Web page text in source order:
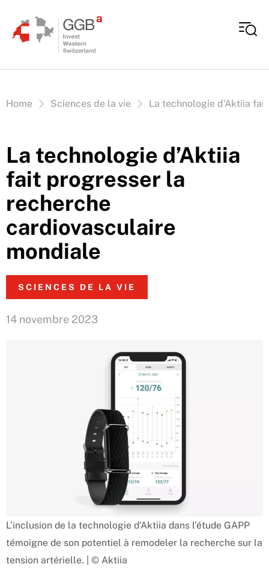
Vous êtes ici:
Home Sciences de la vie La technologie d’Aktiia
La technologie d’Aktiia
fait progresser la
recherche
cardiovasculaire
mondiale
SCIENCES DE LA VIE
14 novembre 2023
L’inclusion de la technologie d’Aktiia dans l’étude GAPP
témoigne de son potentiel à remodeler la recherche sur la
tension artérielle. | © Aktiia